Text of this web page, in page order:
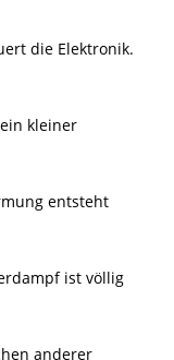
die Elektronik.
kleiner
entsteht
ist völlig
anderer